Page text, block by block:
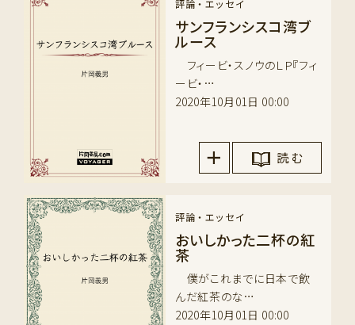
評論・エッセイ
サンフランシスコ湾ブ
ルース
フィービ・スノウのＬＰ『フィ
ービ・…
2020年10月01日 00:00
読 む
評論・エッセイ
おいしかった二杯の紅
茶
僕がこれまでに日本で飲
んだ紅茶のな…
2020年10月01日 00:00